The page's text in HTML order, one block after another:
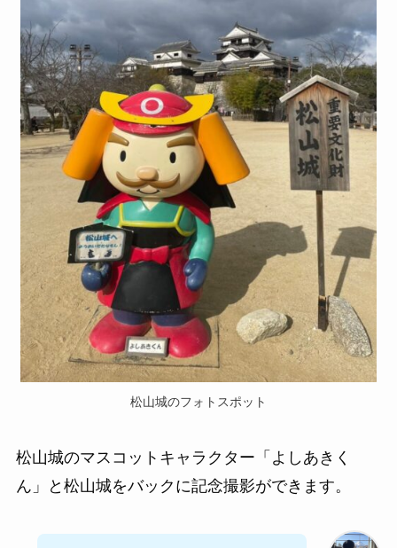
松山城のフォトスポット
松山城のマスコットキャラクター「よしあきく
ん」と松山城をバックに記念撮影ができます。